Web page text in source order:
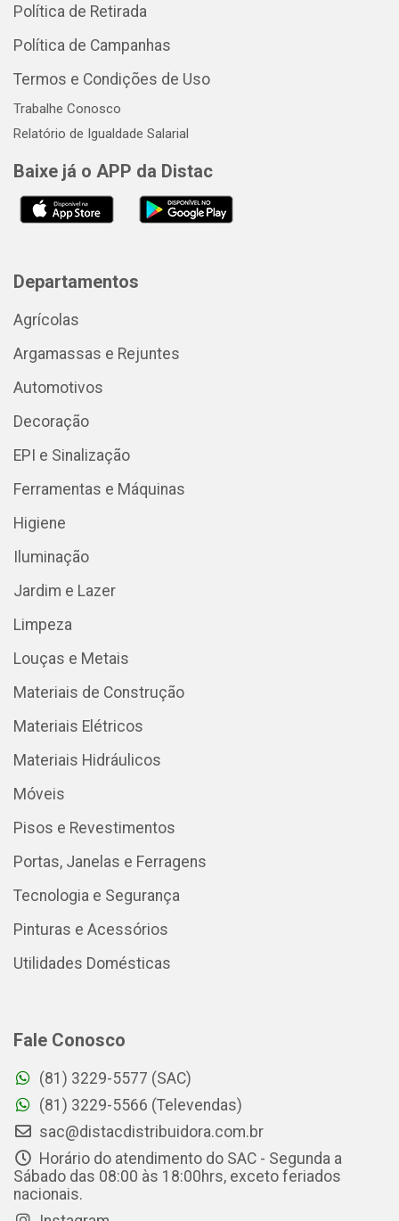
Política de Retirada
Política de Campanhas
Termos e Condições de Uso
Trabalhe Conosco
Relatório de Igualdade Salarial
Baixe já o APP da Distac
Departamentos
Agrícolas
Argamassas e Rejuntes
Automotivos
Decoração
EPI e Sinalização
Ferramentas e Máquinas
Higiene
Iluminação
Jardim e Lazer
Limpeza
Louças e Metais
Materiais de Construção
Materiais Elétricos
Materiais Hidráulicos
Móveis
Pisos e Revestimentos
Portas, Janelas e Ferragens
Tecnologia e Segurança
Pinturas e Acessórios
Utilidades Domésticas
Fale Conosco
(81) 3229-5577 (SAC)
(81) 3229-5566 (Televendas)
sac@distacdistribuidora.com.br
Horário do atendimento do SAC - Segunda a
Sábado das 08:00 às 18:00hrs, exceto feriados
nacionais.